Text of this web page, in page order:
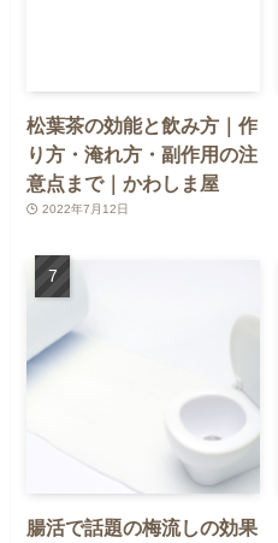
松葉茶の効能と飲み方｜作
り方・淹れ方・副作用の注
意点まで｜かわしま屋
2022年7月12日
腸活で話題の梅流しの効果